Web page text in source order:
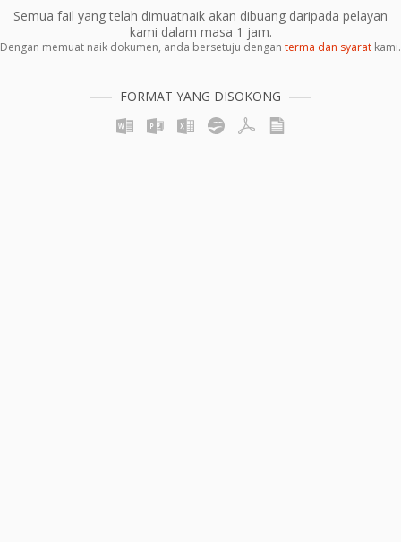
Semua fail yang telah dimuatnaik akan dibuang daripada pelayan
kami dalam masa 1 jam.
Dengan memuat naik dokumen, anda bersetuju dengan terma dan syarat kami.
FORMAT YANG DISOKONG